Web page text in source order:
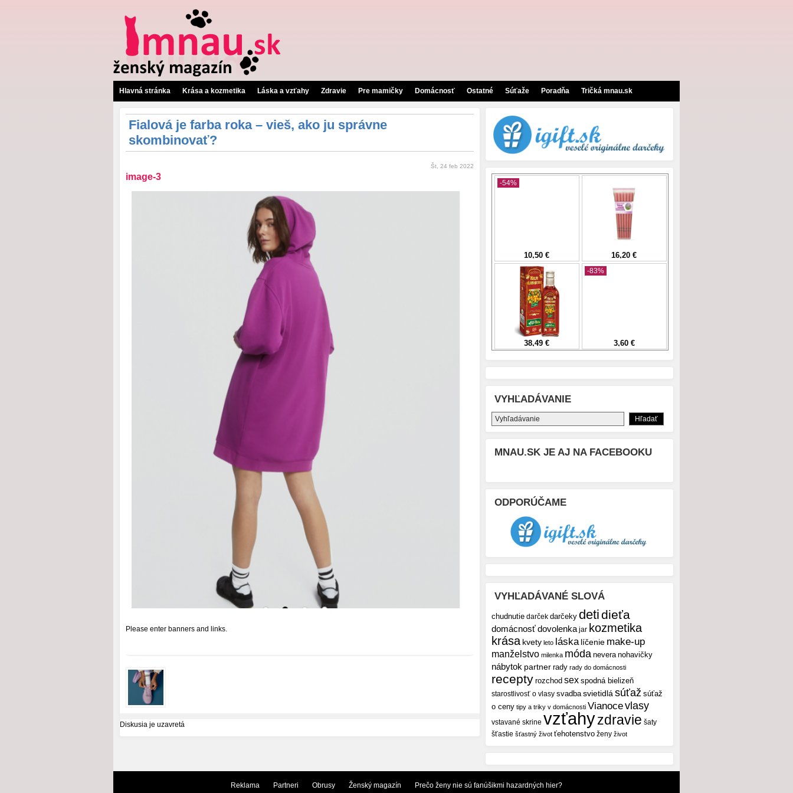
Hlavná stránka Krása a kozmetika Láska a vzťahy Zdravie Pre mamičky Domácnosť Ostatné Súťaže Poradňa Tričká mnau.sk
Fialová je farba roka – vieš, ako ju správne
skombinovať?
Št, 24 feb 2022
image-3
Please enter banners and links.
Diskusia je uzavretá
VYHĽADÁVANIE
MNAU.SK JE AJ NA FACEBOOKU
ODPORÚČAME
VYHĽADÁVANÉ SLOVÁ
chudnutie darček darčeky detidieťa
domácnosťdovolenka jar kozmetika
krása kvety leto láska líčenie make-up
manželstvo milenka móda nevera nohavičky
nábytok partner rady rady do domácnosti
recepty rozchod sex spodná bielizeň
starostlivosť o vlasy svadba svietidlá súťaž súťaž
o ceny tipy a triky v domácnosti Vianocevlasy
vstavané skrine vzťahyzdravie šaty
šťastie šťastný život ťehotenstvo ženy život
Reklama Partneri Obrusy Ženský magazín Prečo ženy nie sú fanúšikmi hazardných hier?